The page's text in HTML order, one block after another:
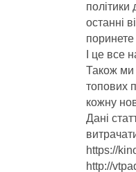
останні
поринете
І це все
Також ми
топових
кожну
Дані
https://
http://